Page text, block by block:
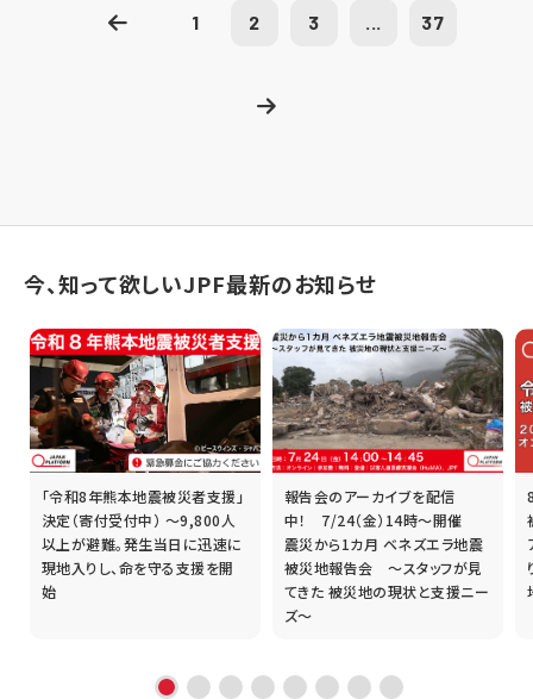
1 2 3 ... 37
今、知って欲しいJPF最新のお知らせ
「令和8年熊本地震被災者支援」
決定（寄付受付中） ～9,800人
以上が避難。発生当日に迅速に
現地入りし、命を守る支援を開
始
報告会のアーカイブを配信
中！ 7/24（金）14時～開催
震災から1カ月 ベネズエラ地震
被災地報告会 ～スタッフが見
てきた 被災地の現状と支援ニー
ズ～